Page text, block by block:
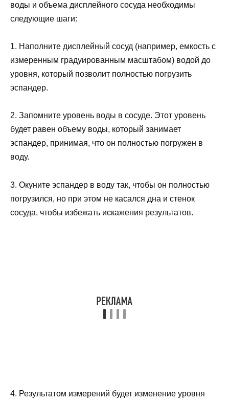
воды и объема дисплейного сосуда необходимы
следующие шаги:
1. Наполните дисплейный сосуд (например, емкость с
измеренным градуированным масштабом) водой до
уровня, который позволит полностью погрузить
эспандер.
2. Запомните уровень воды в сосуде. Этот уровень
будет равен объему воды, который занимает
эспандер, принимая, что он полностью погружен в
воду.
3. Окуните эспандер в воду так, чтобы он полностью
погрузился, но при этом не касался дна и стенок
сосуда, чтобы избежать искажения результатов.
4. Результатом измерений будет изменение уровня